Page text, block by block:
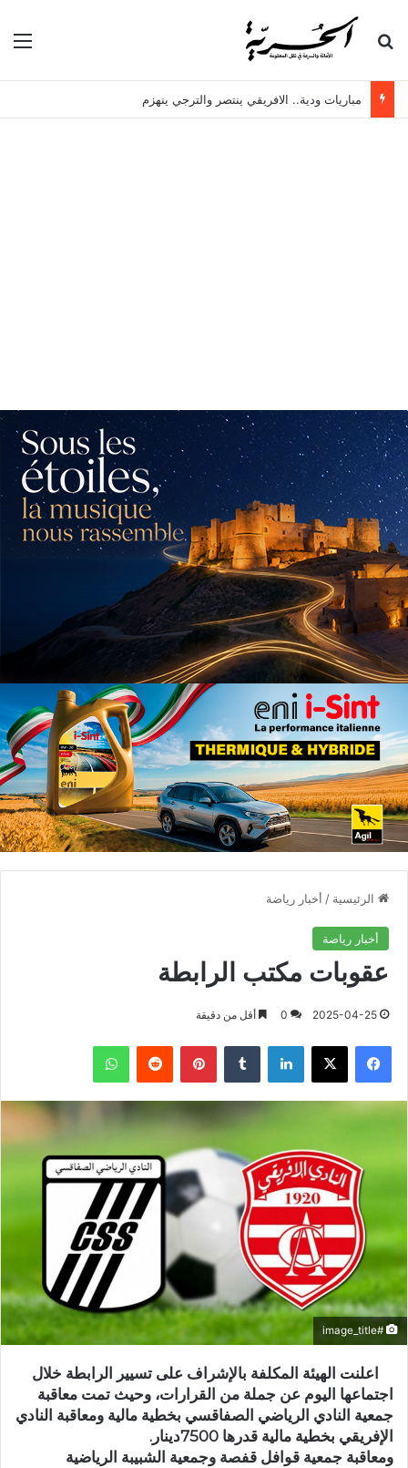
بحث عن
مباريات ودية.. الافريقي ينتصر والترجي ينهزم
الرئيسية / أخبار رياضة
أخبار رياضة
عقوبات مكتب الرابطة
2025-04-25
0 أقل من دقيقة
فيسبوك X لينكدإن بينتيريست واتساب
#image_title
اعلنت الهيئة المكلفة بالإشراف على تسيير الرابطة خلال
اجتماعها اليوم عن جملة من القرارات، وحيث تمت معاقبة
جمعية النادي الرياضي الصفاقسي بخطية مالية ومعاقبة النادي
الإفريقي بخطية مالية قدرها 7500دينار.
ومعاقبة جمعية قوافل قفصة وجمعية الشبيبة الرياضية